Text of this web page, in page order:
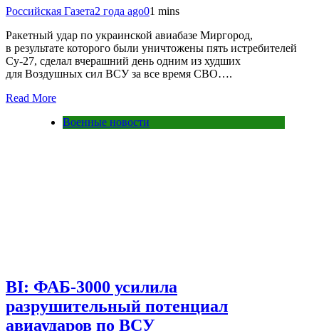
Российская Газета2 года ago01 mins
Ракетный удар по украинской авиабазе Миргород,
в результате которого были уничтожены пять истребителей
Су-27, сделал вчерашний день одним из худших
для Воздушных сил ВСУ за все время СВО….
Read More
Военные новости
BI: ФАБ-3000 усилила
разрушительный потенциал
авиаударов по ВСУ